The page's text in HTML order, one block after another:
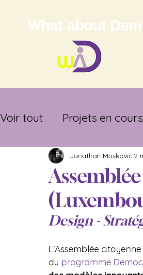
What about Dem
Voir tout Projets en cours
CommissionsJonathan Moskovic 2
Design -
L'Assemblée
du programme